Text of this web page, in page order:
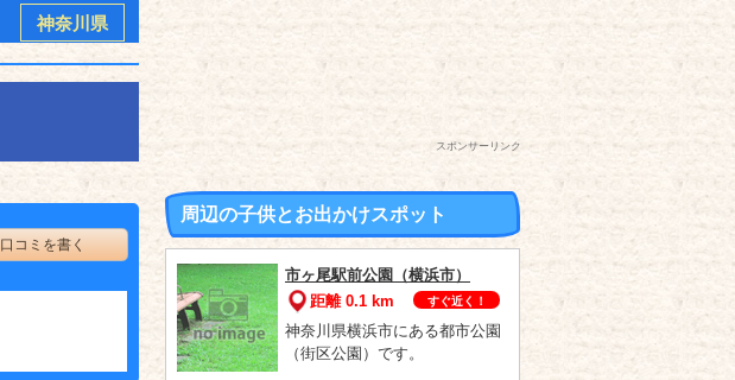
神奈川県
口コミを書く
スポンサーリンク
周辺の子供とお出かけスポット
市ヶ尾駅前公園（横浜市）
距離 0.1 km
すぐ近く！
神奈川県横浜市にある都市公園
（街区公園）です。